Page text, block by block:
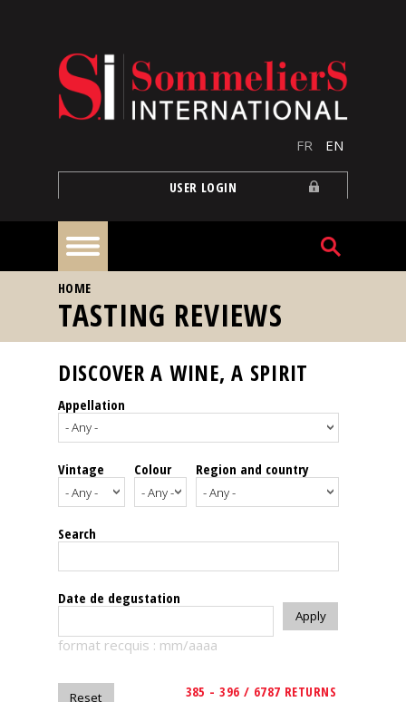
FR EN
USER LOGIN
Home
Our
events
Spirits
Tasting
reviews
The
magazine
YOU ARE HERE
HOME
TASTING REVIEWS
DISCOVER A WINE, A SPIRIT
Appellation
Vintage Colour Region and country
Search
Date de degustation
format recquis : mm/aaaa
385 - 396 / 6787 RETURNS